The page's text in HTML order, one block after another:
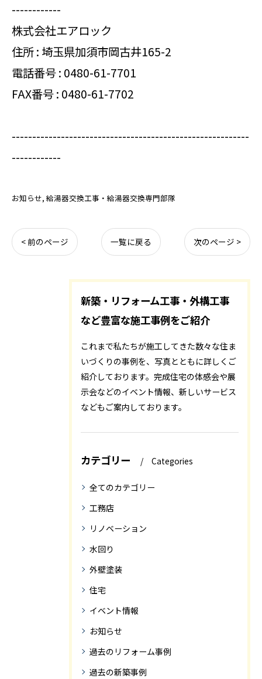
------------
株式会社エアロック
住所 : 埼玉県加須市岡古井165-2
電話番号 : 0480-61-7701
FAX番号 : 0480-61-7702
----------------------------------------------------------
------------
お知らせ 給湯器交換工事・給湯器交換専門部隊
< 前のページ 一覧に戻る 次のページ >
新築・リフォーム工事・外構工事
など豊富な施工事例をご紹介
これまで私たちが施工してきた数々な住ま
いづくりの事例を、写真とともに詳しくご
紹介しております。完成住宅の体感会や展
示会などのイベント情報、新しいサービス
などもご案内しております。
カテゴリー Categories
全てのカテゴリー
工務店
リノベーション
水回り
外壁塗装
住宅
イベント情報
お知らせ
過去のリフォーム事例
過去の新築事例